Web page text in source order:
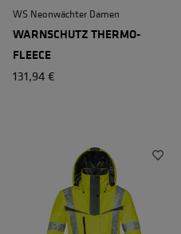
WS Neonwächter Damen
WARNSCHUTZ THERMO-
FLEECE
131,94 €